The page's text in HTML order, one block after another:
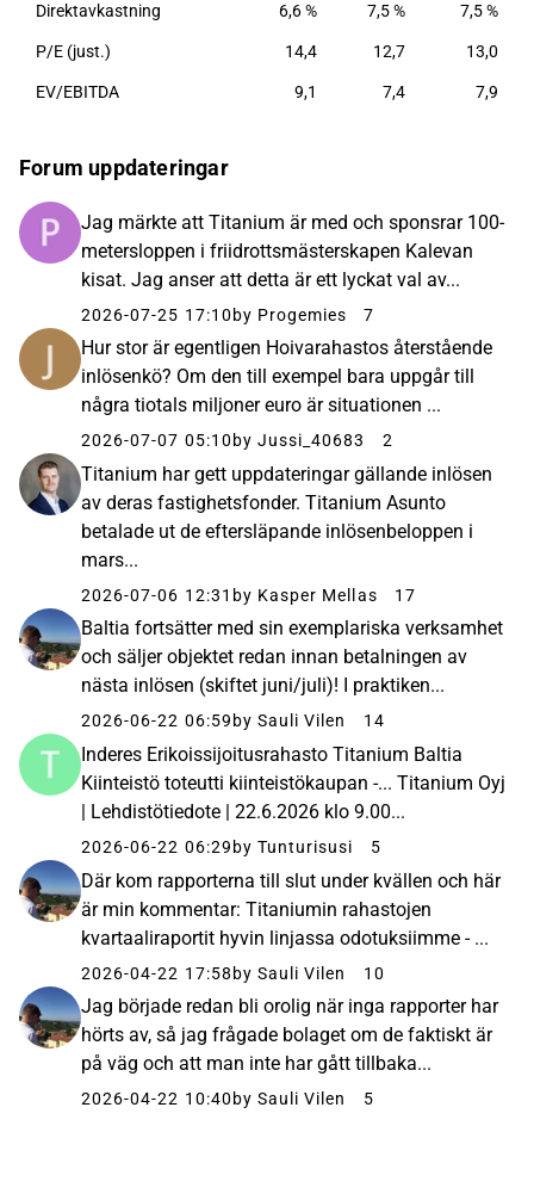
Direktavkastning 6,6 % 7,5 % 7,5 %
P/E (just.) 14,4 12,7 13,0
EV/EBITDA 9,1 7,4 7,9
Forum uppdateringar
Jag märkte att Titanium är med och sponsrar 100-
metersloppen i friidrottsmästerskapen Kalevan
kisat. Jag anser att detta är ett lyckat val av...
2026-07-25 17:10by Progemies 7
Hur stor är egentligen Hoivarahastos återstående
inlösenkö? Om den till exempel bara uppgår till
några tiotals miljoner euro är situationen ...
2026-07-07 05:10 by Jussi_40683 2
Titanium har gett uppdateringar gällande inlösen
av deras fastighetsfonder. Titanium Asunto
betalade ut de eftersläpande inlösenbeloppen i
mars...
2026-07-06 12:31 by Kasper Mellas 17
Baltia fortsätter med sin exemplariska verksamhet
och säljer objektet redan innan betalningen av
nästa inlösen (skiftet juni/juli)! I praktiken...
2026-06-22 06:59 by Sauli Vilen 14
Inderes Erikoissijoitusrahasto Titanium Baltia
Kiinteistö toteutti kiinteistökaupan -... Titanium Oyj
| Lehdistötiedote | 22.6.2026 klo 9.00...
2026-06-22 06:29 by Tunturisusi 5
Där kom rapporterna till slut under kvällen och här
är min kommentar: Titaniumin rahastojen
kvartaaliraportit hyvin linjassa odotuksiimme - ...
2026-04-22 17:58by Sauli Vilen 10
Jag började redan bli orolig när inga rapporter har
hörts av, så jag frågade bolaget om de faktiskt är
på väg och att man inte har gått tillbaka...
2026-04-22 10:40 by Sauli Vilen 5